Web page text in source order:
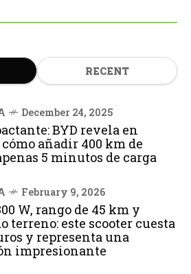
RECENT
December 24, 2025
BYD revela en
añadir 400 km de
5 minutos de carga
February 9, 2026
W, rango de 45 km y
terreno: este scooter cuesta
y representa una
impresionante